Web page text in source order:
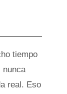
tiempo
nunca
real. Eso